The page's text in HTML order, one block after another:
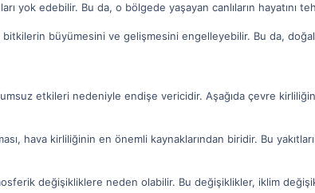
yok edebilir. Bu da, o bölgede yaşayan canlıların hayatını
büyümesini ve gelişmesini engelleyebilir. Bu da,
etkileri nedeniyle endişe vericidir. Aşağıda çevre
hava kirliliğinin en önemli kaynaklarından biridir. Bu
değişikliklere neden olabilir. Bu değişiklikler, iklim